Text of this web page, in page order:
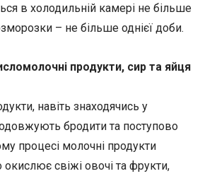
в холодильній камері не більше
– не більше однієї доби.
продукти, сир та яйця
навіть знаходячись у
бродити та поступово
процесі молочні продукти
свіжі овочі та фрукти,